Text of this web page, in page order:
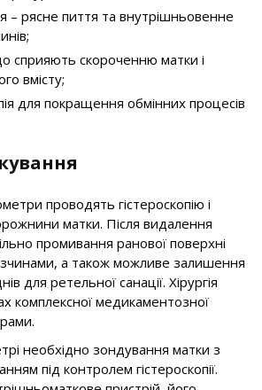
– рясне пиття та внутрішньовенне
сприяють скороченню матки і
вмісту;
для покращення обмінних процесів
проводять гістероскопію і
матки. Після видалення
промивання ранової поверхні
а також можливе залишення
для ретельної санації. Хірургія
комплексної медикаментозної
необхідно зондування матки з
під контролем гістероскопії.